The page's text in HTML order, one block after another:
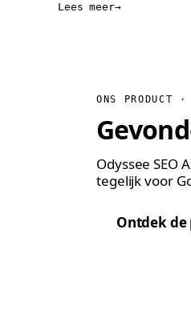
Lees meer
ONS PRODUCT ·
Odyssee SEO
tegelijk voor
Ontdek de